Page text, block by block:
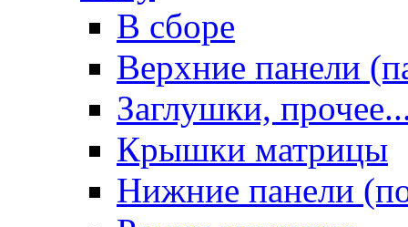
В сборе
Верхние панели
Заглушки,
Крышки матрицы
Нижние панели